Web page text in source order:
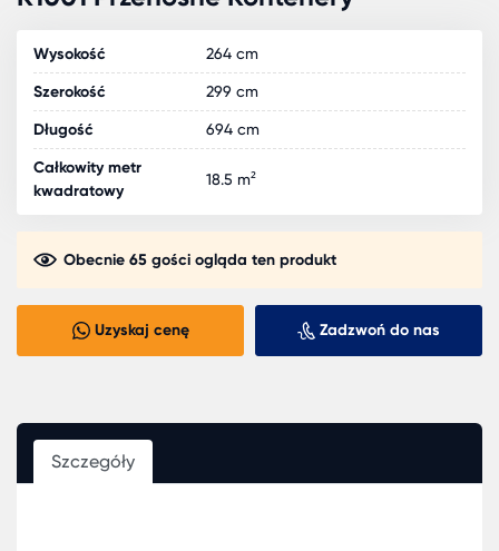
Wysokość 264 cm
Szerokość 299 cm
Długość 694 cm
Całkowity metr
kwadratowy
18.5 m²
Obecnie 65 gości ogląda ten produkt
Uzyskaj cenę Zadzwoń do nas
Szczegóły